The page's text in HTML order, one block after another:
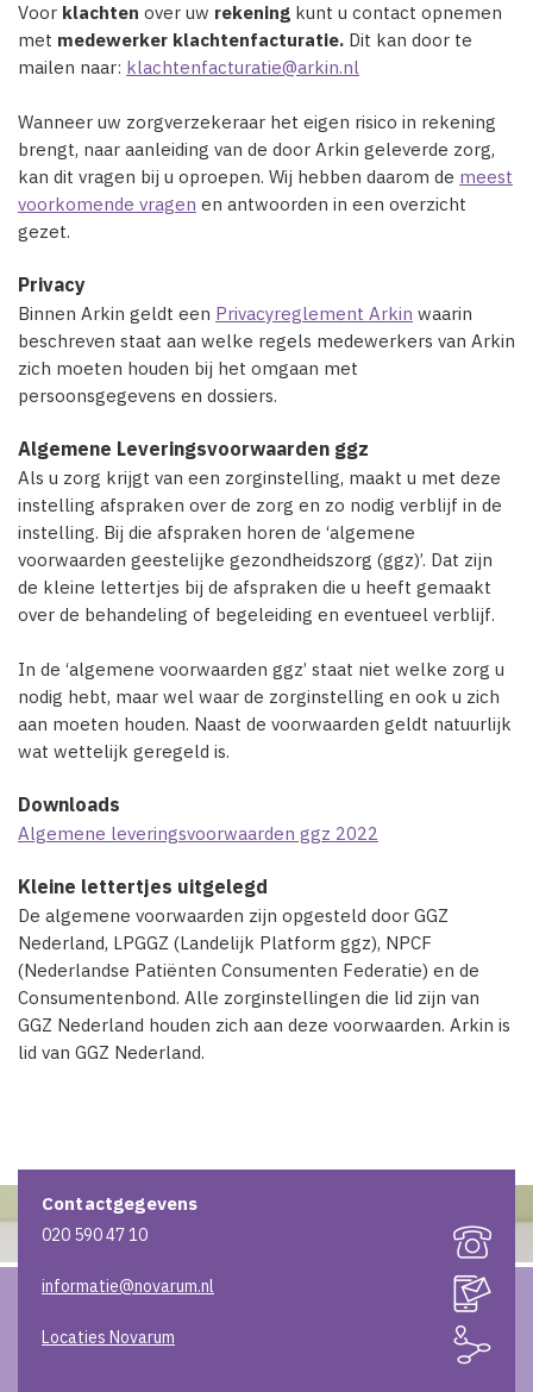
Voor klachten over uw rekening kunt u contact opnemen
met medewerker klachtenfacturatie. Dit kan door te
mailen naar: klachtenfacturatie@arkin.nl
Wanneer uw zorgverzekeraar het eigen risico in rekening
brengt, naar aanleiding van de door Arkin geleverde zorg,
kan dit vragen bij u oproepen. Wij hebben daarom de meest
voorkomende vragen en antwoorden in een overzicht
gezet.
Privacy
Binnen Arkin geldt een Privacyreglement Arkin waarin
beschreven staat aan welke regels medewerkers van Arkin
zich moeten houden bij het omgaan met
persoonsgegevens en dossiers.
Algemene Leveringsvoorwaarden ggz
Als u zorg krijgt van een zorginstelling, maakt u met deze
instelling afspraken over de zorg en zo nodig verblijf in de
instelling. Bij die afspraken horen de ‘algemene
voorwaarden geestelijke gezondheidszorg (ggz)’. Dat zijn
de kleine lettertjes bij de afspraken die u heeft gemaakt
over de behandeling of begeleiding en eventueel verblijf.
In de ‘algemene voorwaarden ggz’ staat niet welke zorg u
nodig hebt, maar wel waar de zorginstelling en ook u zich
aan moeten houden. Naast de voorwaarden geldt natuurlijk
wat wettelijk geregeld is.
Downloads
Algemene leveringsvoorwaarden ggz 2022
Kleine lettertjes uitgelegd
De algemene voorwaarden zijn opgesteld door GGZ
Nederland, LPGGZ (Landelijk Platform ggz), NPCF
(Nederlandse Patiënten Consumenten Federatie) en de
Consumentenbond. Alle zorginstellingen die lid zijn van
GGZ Nederland houden zich aan deze voorwaarden. Arkin is
lid van GGZ Nederland.
Contactgegevens
020 590 47 10
informatie@novarum.nl
Locaties Novarum